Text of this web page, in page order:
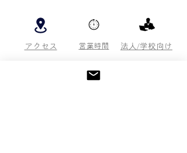
アクセス 営業時間 法人/学校向け